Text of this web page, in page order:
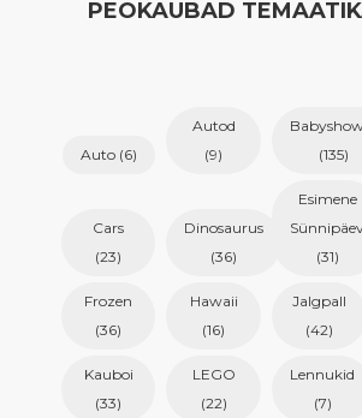
PEOKAUBAD
Auto(6)
Autod
(9)
(135)
Cars
(23)
Dinosaurus
(36)
Esimene
(31)
Frozen
(36)
Hawaii
(16)
Jalgpall
(42)
Kauboi
(33)
LEGO
(22)
Lennukid
(7)